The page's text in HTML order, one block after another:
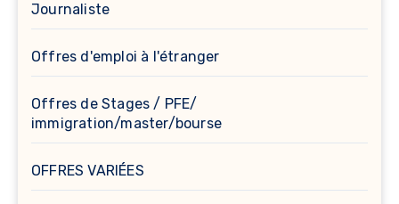
Journaliste
Offres d'emploi à l'étranger
Offres de Stages / PFE/
immigration/master/bourse
OFFRES VARIÉES